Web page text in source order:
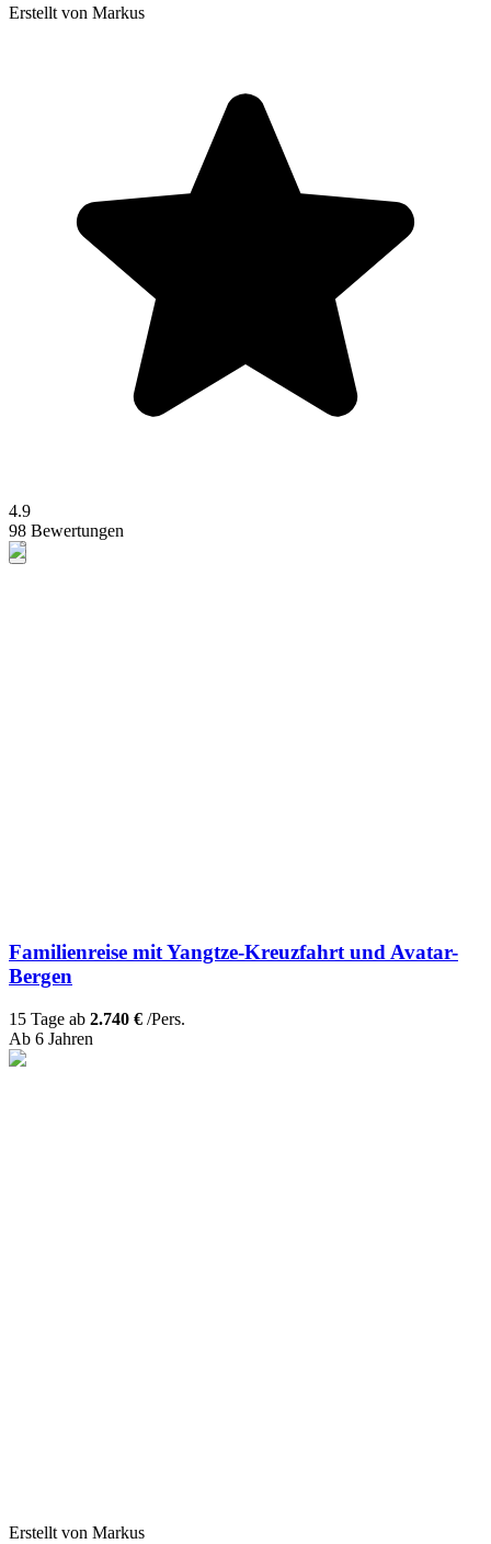
Erstellt von Markus
4.9
98 Bewertungen
Familienreise mit Yangtze-Kreuzfahrt und Avatar-
Bergen
15 Tage ab 2.740 € /Pers.
Ab 6 Jahren
Erstellt von Markus